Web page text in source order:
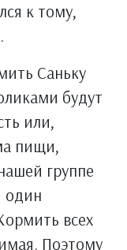
к тому,
Саньку
будут
или,
пищи,
группе
один
всех
Поэтому